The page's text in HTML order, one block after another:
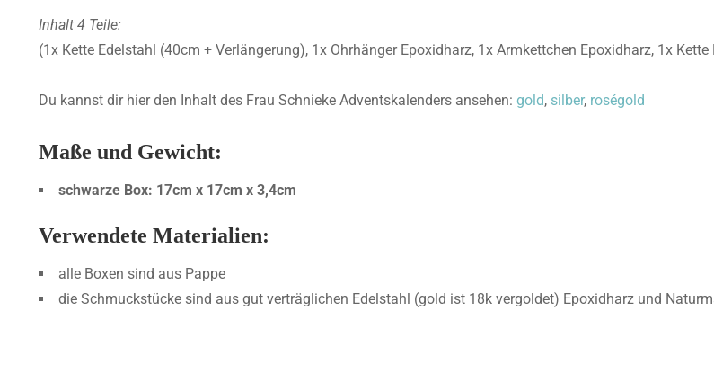
Inhalt 4 Teile:
(1x Kette Edelstahl (40cm + Verlängerung), 1x Ohrhänger Epoxidharz, 1x Armkettchen Epoxidharz, 1x
Du kannst dir hier den Inhalt des Frau Schnieke Adventskalenders ansehen: gold, silber, roségold
Maße und Gewicht:
schwarze Box: 17cm x 17cm x 3,4cm
Verwendete Materialien:
alle Boxen sind aus Pappe
die Schmuckstücke sind aus gut verträglichen Edelstahl (gold ist 18k vergoldet) Epoxidharz und